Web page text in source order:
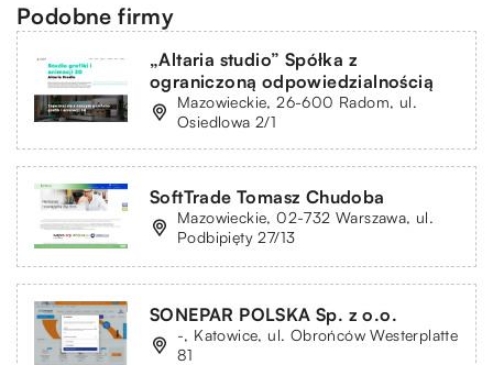
Podobne firmy
„Altaria studio” Spółka z
ograniczoną odpowiedzialnością
Mazowieckie, 26-600 Radom, ul.
Osiedlowa 2/1
SoftTrade Tomasz Chudoba
Mazowieckie, 02-732 Warszawa, ul.
Podbipięty 27/13
SONEPAR POLSKA Sp. z o.o.
-, Katowice, ul. Obrońców Westerplatte
81